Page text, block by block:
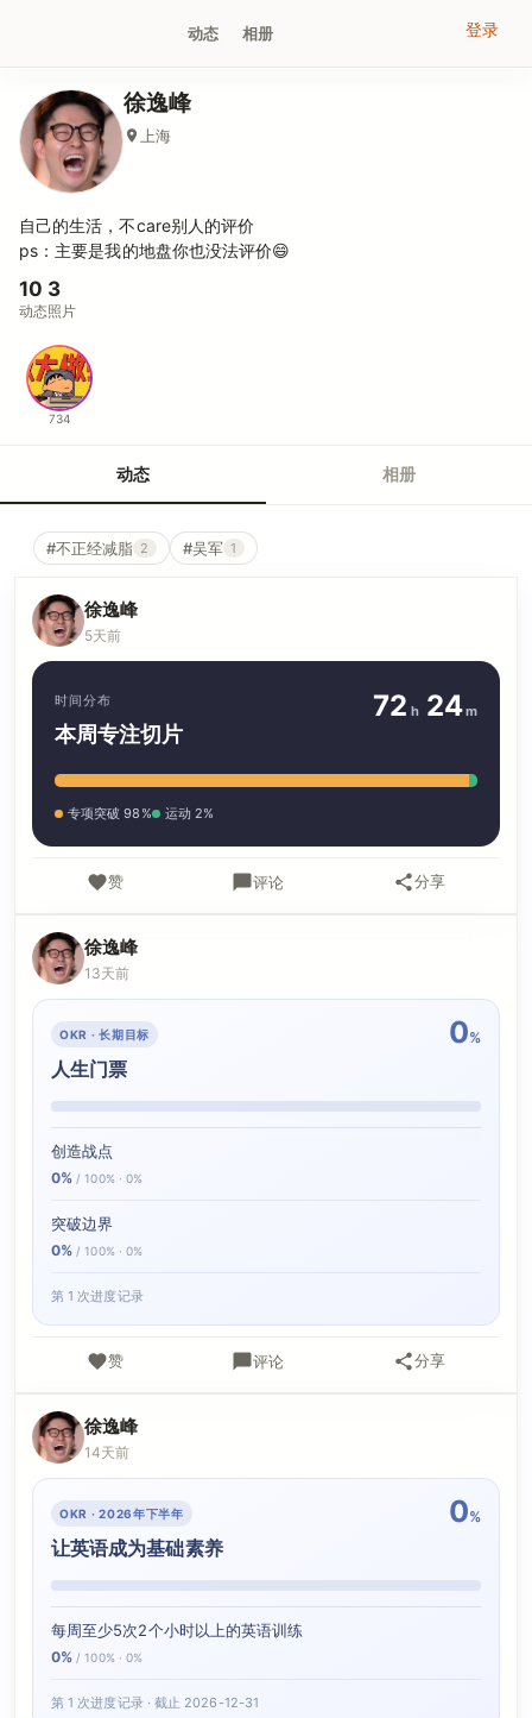
动态 相册 登录
徐逸峰
上海
自己的生活，不care别人的评价
ps：主要是我的地盘你也没法评价😄
10
动态
3
照片
734
动态 相册
#不正经减脂 2 #吴军 1
徐逸峰
5天前
时间分布
本周专注切片
72 h24m
专项突破 98% 运动 2%
赞 评论 分享
徐逸峰
13天前
OKR · 长期目标
人生门票
0%
创造战点
0%/ 100% · 0%
突破边界
0%/ 100% · 0%
第 1 次进度记录
赞 评论 分享
徐逸峰
14天前
OKR · 2026年下半年
让英语成为基础素养
0%
每周至少5次2个小时以上的英语训练
0%/ 100% · 0%
第 1 次进度记录 · 截止 2026-12-31